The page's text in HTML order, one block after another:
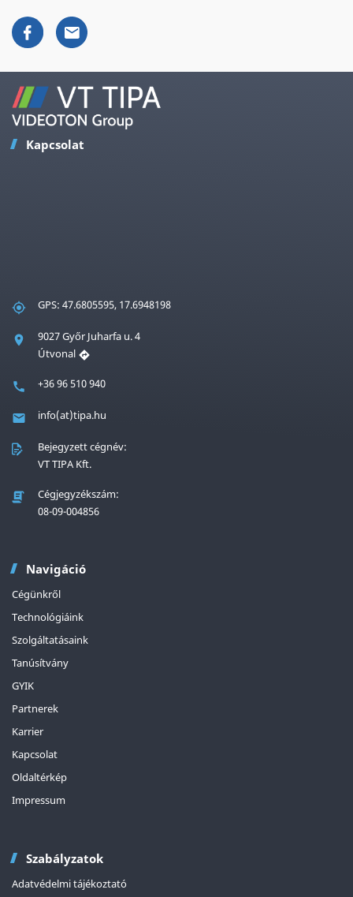
Kapcsolat
GPS: 47.6805595, 17.6948198
9027 Győr Juharfa u. 4
Útvonal
+36 96 510 940
info(at)tipa.hu
Bejegyzett cégnév:
VT TIPA Kft.
Cégjegyzékszám:
08-09-004856
Navigáció
Cégünkről
Technológiáink
Szolgáltatásaink
Tanúsítvány
GYIK
Partnerek
Karrier
Kapcsolat
Oldaltérkép
Impressum
Szabályzatok
Adatvédelmi tájékoztató